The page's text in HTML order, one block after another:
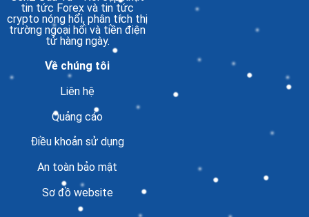
tin tức Forex và tin tức
crypto nóng hổi, phân tích thị
trường ngoại hối và tiền điện
tử hàng ngày.
Về chúng tôi
Liên hệ
Quảng cáo
Điều khoản sử dụng
An toàn bảo mật
Sơ đồ website